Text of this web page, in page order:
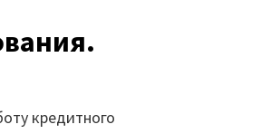
кредитного